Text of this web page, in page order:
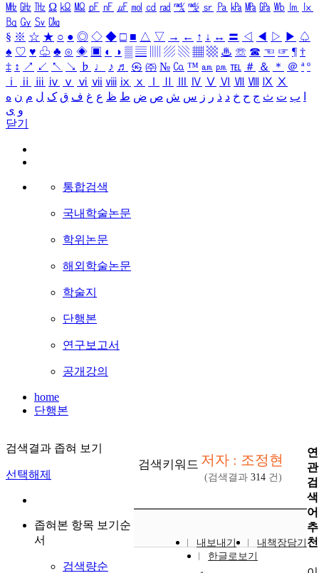
㎒ ㎓ ㎔ Ω ㏀ ㏁ ㎊ ㎋ ㎌ ㏖ ㏅ ㎭ ㎮ ㎯ ㏛ ㎩ ㎪ ㎫ ㎬ ㏝ ㏐
㏓
㏃ ㏉ ㏜ ㏆
§ ※ ☆ ★ ○ ● ◎ ◇ ◆ □ ■ △ ▽ → ← ↑ ↓ ↔ 〓 ◁ ◀ ▷ ▶ ♤
♠ ♡ ♥ ♧ ♣ ⊙ ◈ ▣ ◐ ◑ ▒ ▤ ▨ ▧ ▦ ▩ ♨ ☏ ☎ ☜ ☞ ¶ †
‡ ↕ ↗ ↙ ↖ ↘ ♭ ♩ ♪ ♬ ㉿ ㈜ № ㏇ ™ ㏂ ㏘ ℡ ＃ ＆ ＊ ＠ ª º
ⅰ
ⅱ ⅲ ⅳ ⅴ ⅵ ⅶ ⅷ ⅸ ⅹ Ⅳ Ⅴ Ⅵ Ⅶ Ⅷ Ⅸ Ⅹ
ب ت ث ج ح خ د ذ ر ز س ش ص ض ط ظ ع غ ف ق ک ل م ن ه
و ی
닫기
통합검색
국내학술논문
학위논문
해외학술논문
학술지
단행본
연구보고서
공개강의
home
단행본
검색결과 좁혀 보기
선택해제
좁혀본 항목 보기순
서
검색량순
검색키워드 저자 : 조정현
(검색결과 314 건)
내보내기
내책장담기
한글로보기
연
관
검
색
어
추
천